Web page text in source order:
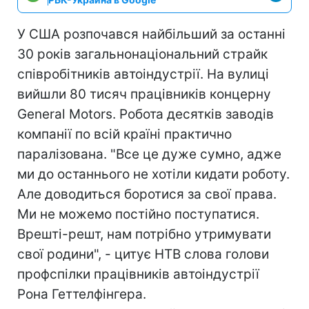
У США розпочався найбільший за останні
30 років загальнонаціональний страйк
співробітників автоіндустрії. На вулиці
вийшли 80 тисяч працівників концерну
General Motors. Робота десятків заводів
компанії по всій країні практично
паралізована. "Все це дуже сумно, адже
ми до останнього не хотіли кидати роботу.
Але доводиться боротися за свої права.
Ми не можемо постійно поступатися.
Врешті-решт, нам потрібно утримувати
свої родини", - цитує НТВ слова голови
профспілки працівників автоіндустрії
Рона Геттелфінгера.